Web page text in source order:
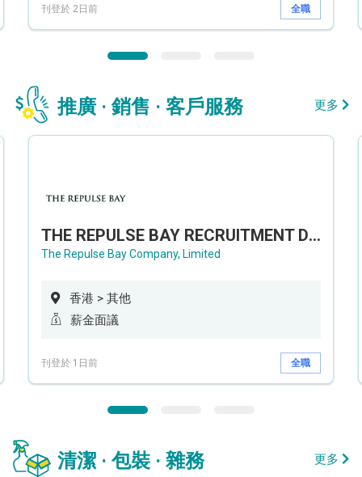
刊登於 2日前 全職
推廣 · 銷售 · 客戶服務 更多
THE REPULSE BAY RECRUITMENT DAY 淺水灣影灣園人才招聘會
The Repulse Bay Company, Limited
香港 > 其他
薪金面議
刊登於 1日前 全職
清潔 · 包裝 · 雜務 更多